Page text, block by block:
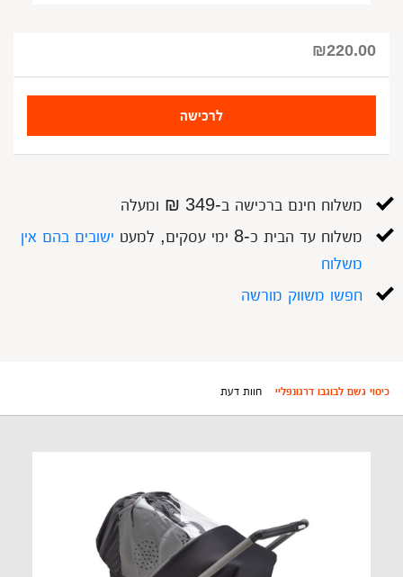
₪220.00
לרכישה
משלוח חינם ברכישה ב-349 ₪ ומעלה
משלוח עד הבית כ-8 ימי עסקים, למעט
ישובים בהם אין
משלוח
חפשו משווק מורשה
כיסוי גשם לבוגבו דרגונפליי חוות דעת